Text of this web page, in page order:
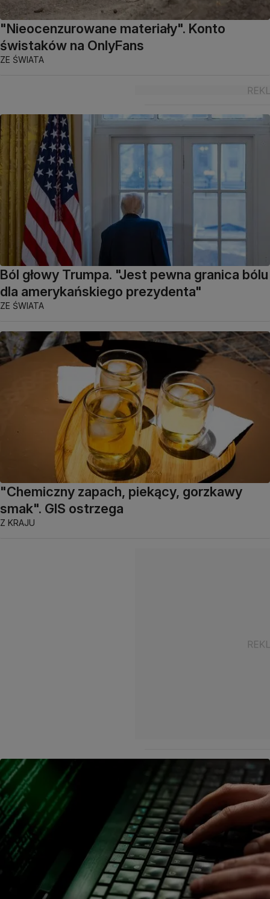
"Nieocenzurowane materiały". Konto
świstaków na OnlyFans
ZE ŚWIATA
Ból głowy Trumpa. "Jest pewna granica bólu
dla amerykańskiego prezydenta"
ZE ŚWIATA
"Chemiczny zapach, piekący, gorzkawy
smak". GIS ostrzega
Z KRAJU